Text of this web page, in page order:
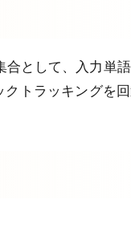
として、入力単
トラッキングを